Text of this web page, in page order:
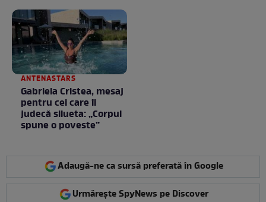
ANTENASTARS
Gabriela Cristea, mesaj
pentru cei care îi
judecă silueta: „Corpul
spune o poveste”
Adaugă-ne ca sursă preferată în Google
Urmărește SpyNews pe Discover